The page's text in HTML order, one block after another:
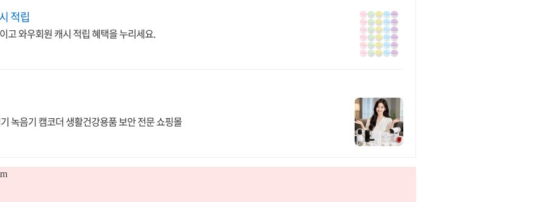
적립
고 와우회원 캐시 적립 혜택을 누리세요.
위한 안장비탐지기 녹음기 캠코더 생활건강용품 보안 전문 쇼핑몰